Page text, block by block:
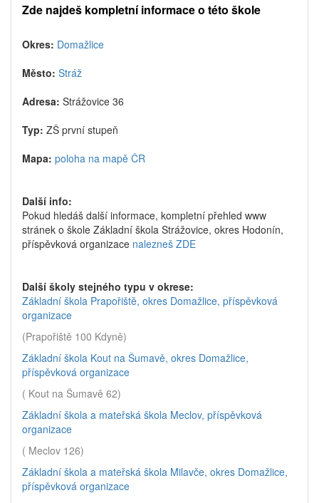
Zde najdeš kompletní informace o této škole
Okres: Domažlice
Město: Stráž
Adresa: Strážovice 36
Typ: ZŠ první stupeň
Mapa: poloha na mapě ČR
Další info:
Pokud hledáš další informace, kompletní přehled www
stránek o škole Základní škola Strážovice, okres Hodonín,
příspěvková organizace nalezneš ZDE
Další školy stejného typu v okrese:
Základní škola Prapořiště, okres Domažlice, příspěvková
organizace
(Prapořiště 100 Kdyně)
Základní škola Kout na Šumavě, okres Domažlice,
příspěvková organizace
( Kout na Šumavě 62)
Základní škola a mateřská škola Meclov, příspěvková
organizace
( Meclov 126)
Základní škola a mateřská škola Milavče, okres Domažlice,
příspěvková organizace